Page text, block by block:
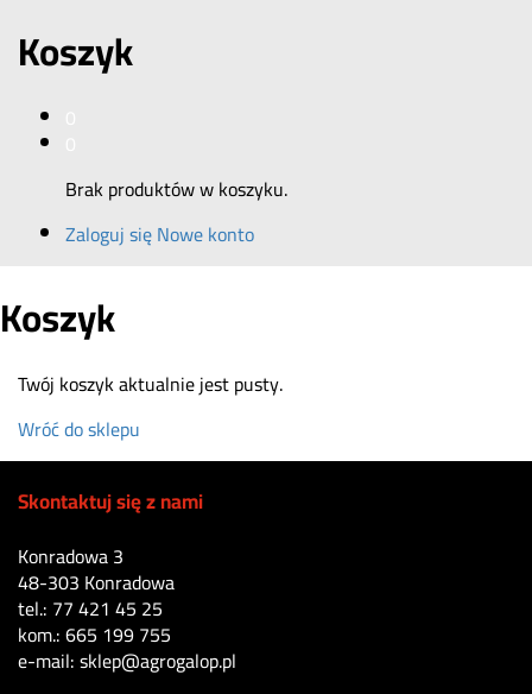
Koszyk
Brak produktów w koszyku.
Zaloguj sięNowe konto
Koszyk
Twój koszyk aktualnie jest pusty.
Wróć do sklepu
Skontaktuj się z nami
Konradowa 3
48-303 Konradowa
tel.: 77 421 45 25
kom.: 665 199 755
e-mail: sklep@agrogalop.pl